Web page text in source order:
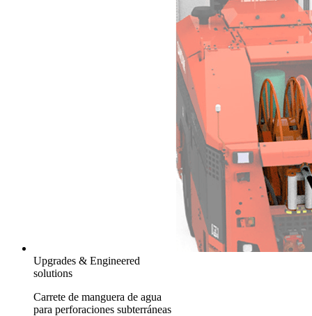
Upgrades & Engineered
solutions
Carrete de manguera de agua
para perforaciones subterráneas